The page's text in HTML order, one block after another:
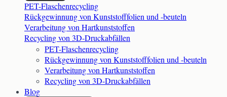
PET-Flaschenrecycling
Rückgewinnung von Kunststofffolien und -beuteln
Verarbeitung von Hartkunststoffen
Recycling von 3D-Druckabfällen
PET-Flaschenrecycling
Rückgewinnung von Kunststofffolien und -beuteln
Verarbeitung von Hartkunststoffen
Recycling von 3D-Druckabfällen
Blog